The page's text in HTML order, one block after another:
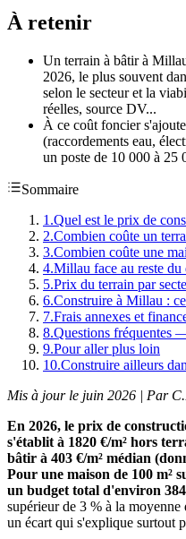
À retenir
Un terrain à bâtir à
2026, le plus souvent
selon le secteur et la
réelles, source DV...
À ce coût foncier
(raccordements eau,
un poste de 10 000 à 25
Sommaire
1 .Quel est le prix de
2.Combien coûte un
3.Combien coûte une
4.Millau face au reste du
5.Prix du terrain par
6.Construire à Millau :
7.Frais annexes et
8.Questions fréquentes
9.Pour aller plus loin
10.Construire ailleurs
Mis à jour le juin 2026 | Par
En 2026, le prix de
s'établit à 1820 €/m² hors
bâtir à 403 €/m² médian
Pour une maison de 100 m²
un budget total d'environ
supérieur de 3 % à la
un écart qui s'explique surtout